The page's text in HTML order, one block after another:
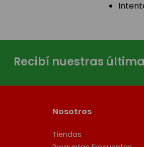
Recibí nuestras
Nosotros
Tiendas